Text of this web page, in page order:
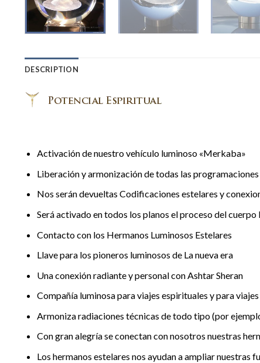
DESCRIPTION
Activación de nuestro vehículo luminoso «Merkaba»
Liberación y armonización de todas las
Nos serán devueltas Codificaciones estelares y
Será activado en todos los planos el proceso del cuerpo
Contacto con los Hermanos Luminosos Estelares
Llave para los pioneros luminosos de La nueva era
Una conexión radiante y personal con Ashtar Sheran
Compañía luminosa para viajes espirituales y para
Armoniza radiaciones técnicas de todo tipo (por
Con gran alegría se conectan con nosotros nuestras
Los hermanos estelares nos ayudan a ampliar nuestras